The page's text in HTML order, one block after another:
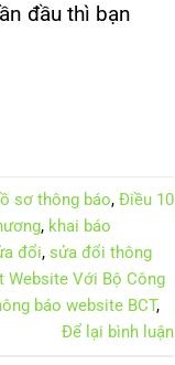
đầu thì bạn
sơ thông báo, Điều 10
, khai báo
đổi, sửa đổi thông
Website Với Bộ Công
báo website BCT,
Để lại bình luận